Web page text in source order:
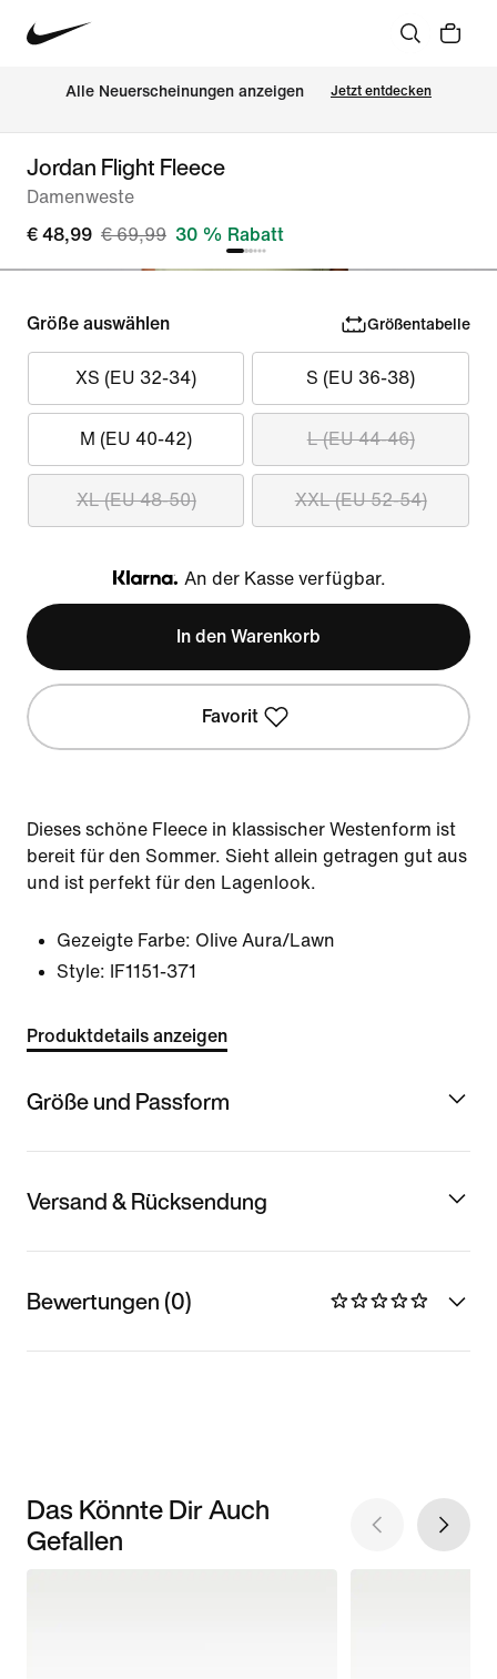
Alle Neuerscheinungen anzeigen Jetzt entdecken
Jordan Flight Fleece
Damenweste
€ 48,99 € 69,99 30 % Rabatt
Größe auswählen Größentabelle
XS (EU 32-34) S (EU 36-38)
M (EU 40-42) L (EU 44-46)
XL (EU 48-50) XXL (EU 52-54)
Klarna
An der Kasse verfügbar.
In den Warenkorb
Favorit
Dieses schöne Fleece in klassischer Westenform ist
bereit für den Sommer. Sieht allein getragen gut aus
und ist perfekt für den Lagenlook.
Gezeigte Farbe: Olive Aura/Lawn
Style:
IF1151-371
Produktdetails anzeigen
Größe und Passform
Versand & Rücksendung
Bewertungen (0)
Das Könnte Dir Auch
Gefallen